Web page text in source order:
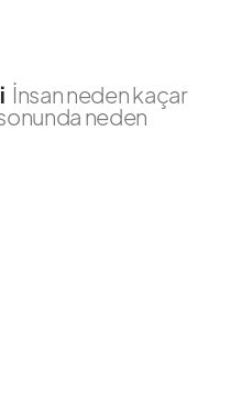
İnsan neden kaçar
neden